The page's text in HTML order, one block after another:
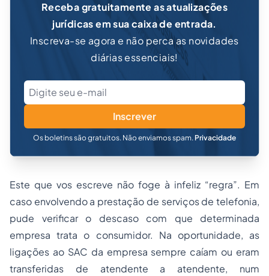
Receba gratuitamente as atualizações
jurídicas em sua caixa de entrada.
Inscreva-se agora e não perca as novidades
diárias essenciais!
Inscrever
Os boletins são gratuitos. Não enviamos spam. Privacidade
Este que vos escreve não foge à infeliz “regra”. Em
caso envolvendo a prestação de serviços de telefonia,
pude verificar o descaso com que determinada
empresa trata o consumidor. Na oportunidade, as
ligações ao SAC da empresa sempre caíam ou eram
transferidas de atendente a atendente, num